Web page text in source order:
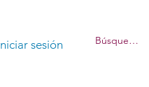
sesión